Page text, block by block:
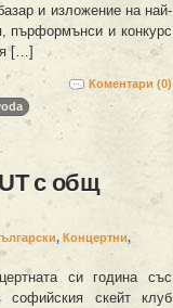
и изложение на най-
пърформънси и конкурс
[…]
Коментари (0)
с общ
, Концертни,
си година със
скейт клуб